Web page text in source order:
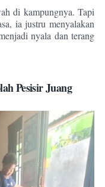
di kampungnya. Tapi
ia justru menyalakan
nyala dan terang
Pesisir Juang